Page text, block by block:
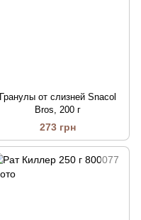
Гранулы от слизней Snacol
Bros, 200 г
273 грн